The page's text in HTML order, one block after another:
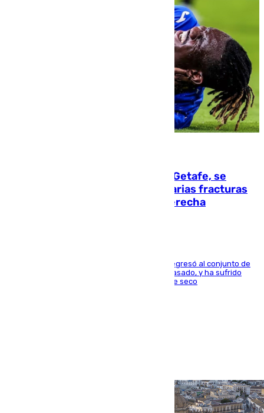
Christantus Uche, delantero del Getafe, se
perderá toda la temporada por varias fracturas
en los ligamentos de su rodilla derecha
El centrocampista reconvertido en atacante regresó al conjunto de
la capital, después de salir obligado el curso pasado, y ha sufrido
una lesión que lo mantendrá un año en el dique seco